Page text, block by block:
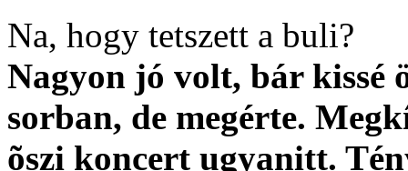
Na, hogy tetszett a buli?
Nagyon jó volt, bár kissé
sorban, de megérte.
õszi koncert ugyanitt.